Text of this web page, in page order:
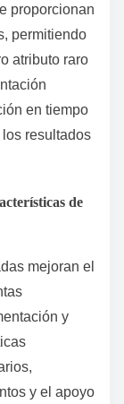
proporcionan
permitiendo
atributo raro
en tiempo
resultados
de
mejoran el
y
y el apoyo